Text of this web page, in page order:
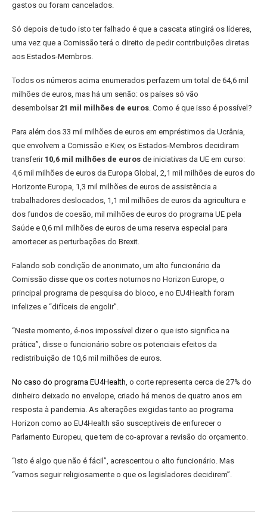
gastos ou foram cancelados.
Só depois de tudo isto ter falhado é que a cascata atingirá os líderes,
uma vez que a Comissão terá o direito de pedir contribuições diretas
aos Estados-Membros.
Todos os números acima enumerados perfazem um total de 64,6 mil
milhões de euros, mas há um senão: os países só vão
desembolsar 21 mil milhões de euros. Como é que isso é possível?
Para além dos 33 mil milhões de euros em empréstimos da Ucrânia,
que envolvem a Comissão e Kiev, os Estados-Membros decidiram
transferir 10,6 mil milhões de euros de iniciativas da UE em curso:
4,6 mil milhões de euros da Europa Global, 2,1 mil milhões de euros do
Horizonte Europa, 1,3 mil milhões de euros de assistência a
trabalhadores deslocados, 1,1 mil milhões de euros da agricultura e
dos fundos de coesão, mil milhões de euros do programa UE pela
Saúde e 0,6 mil milhões de euros de uma reserva especial para
amortecer as perturbações do Brexit.
Falando sob condição de anonimato, um alto funcionário da
Comissão disse que os cortes noturnos no Horizon Europe, o
principal programa de pesquisa do bloco, e no EU4Health foram
infelizes e “difíceis de engolir”.
“Neste momento, é-nos impossível dizer o que isto significa na
prática”, disse o funcionário sobre os potenciais efeitos da
redistribuição de 10,6 mil milhões de euros.
No caso do programa EU4Health, o corte representa cerca de 27% do
dinheiro deixado no envelope, criado há menos de quatro anos em
resposta à pandemia. As alterações exigidas tanto ao programa
Horizon como ao EU4Health são susceptíveis de enfurecer o
Parlamento Europeu, que tem de co-aprovar a revisão do orçamento.
“Isto é algo que não é fácil”, acrescentou o alto funcionário. Mas
“vamos seguir religiosamente o que os legisladores decidirem”.